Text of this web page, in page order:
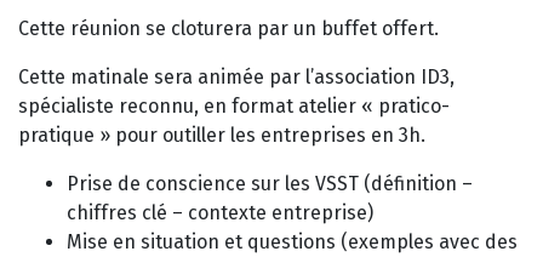
Cette réunion se cloturera par un buffet offert.
Cette matinale sera animée par l’association ID3,
spécialiste reconnu, en format atelier « pratico-
pratique » pour outiller les entreprises en 3h.
Prise de conscience sur les VSST (définition –
chiffres clé – contexte entreprise)
Mise en situation et questions (exemples avec des